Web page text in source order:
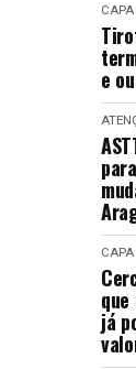
CAPA
e
CAPA
já